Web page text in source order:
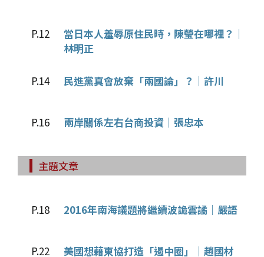
P.12
當日本人羞辱原住民時，陳瑩在哪裡？｜
林明正
P.14 民進黨真會放棄「兩國論」？｜許川
P.16 兩岸關係左右台商投資｜張忠本
主題文章
P.18 2016年南海議題將繼續波詭雲譎｜嚴語
P.22 美國想藉東協打造「遏中圈」｜趙國材